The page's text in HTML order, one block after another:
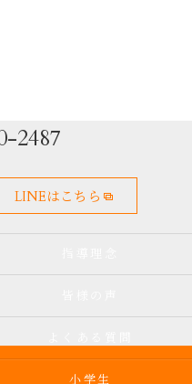
2487
LINEはこちら
小学生